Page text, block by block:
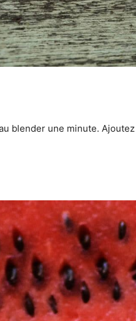
blender une minute.